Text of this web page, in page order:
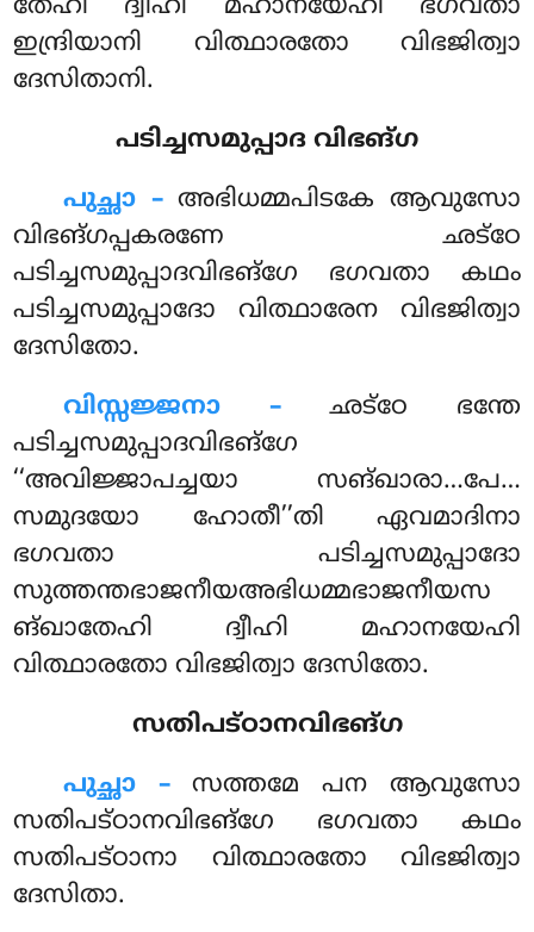
തേഹി ദ്വീഹി മഹാനയേഹി ഭഗവതാ
ഇന്ദ്രിയാനി വിത്ഥാരതോ വിഭജിത്വാ
ദേസിതാനി.
പടിച്ചസമുപ്പാദ വിഭങ്ഗ
പുച്ഛാ –അഭിധമ്മപിടകേ ആവുസോ
വിഭങ്ഗപ്പകരണേ ഛട്ഠേ
പടിച്ചസമുപ്പാദവിഭങ്ഗേ ഭഗവതാ കഥം
പടിച്ചസമുപ്പാദോ വിത്ഥാരേന വിഭജിത്വാ
ദേസിതോ.
വിസ്സജ്ജനാ –ഛട്ഠേ ഭന്തേ
പടിച്ചസമുപ്പാദവിഭങ്ഗേ
‘‘അവിജ്ജാപച്ചയാ സങ്ഖാരാ…പേ…
സമുദയോ ഹോതീ’’തി ഏവമാദിനാ
ഭഗവതാ പടിച്ചസമുപ്പാദോ
സുത്തന്തഭാജനീയഅഭിധമ്മഭാജനീയസ
ങ്ഖാതേഹി ദ്വീഹി മഹാനയേഹി
വിത്ഥാരതോ വിഭജിത്വാ ദേസിതോ.
സതിപട്ഠാനവിഭങ്ഗ
പുച്ഛാ –സത്തമേപന ആവുസോ
സതിപട്ഠാനവിഭങ്ഗേ ഭഗവതാ കഥം
സതിപട്ഠാനാ വിത്ഥാരതോ വിഭജിത്വാ
ദേസിതാ.